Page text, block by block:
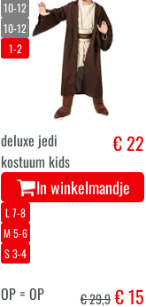
kinderen
In winkelmandje
Traditioneel
Schots Outfit
voor Jongens
In winkelmandje